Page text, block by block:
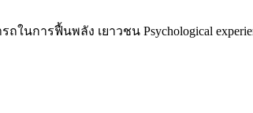
ารฟื้นพลัง เยาวชน Psychological